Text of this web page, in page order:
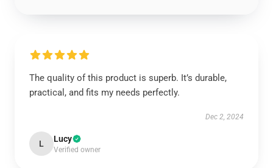
The quality of this product is superb. It’s durable,
practical, and fits my needs perfectly.
Dec 2, 2024
L Lucy
Verified owner